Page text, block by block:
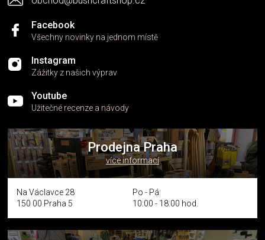
Facebook
Všechny novinky na jednom místě
Instagram
Zážitky z našich výprav
Youtube
Užitečné recenze a návody
Prodejna Praha
více informací
Na Václavce 28
150 00 Praha 5
Po - Pá:
10:00 - 18:00 hod.